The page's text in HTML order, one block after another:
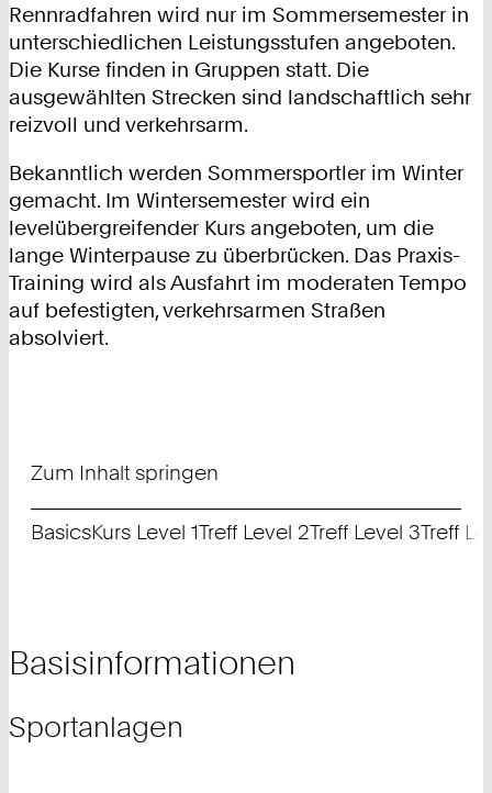
Rennradfahren wird nur im Sommersemester in
unterschiedlichen Leistungsstufen angeboten.
Die Kurse finden in Gruppen statt. Die
ausgewählten Strecken sind landschaftlich sehr
reizvoll und verkehrsarm.
Bekanntlich werden Sommersportler im Winter
gemacht. Im Wintersemester wird ein
levelübergreifender Kurs angeboten, um die
lange Winterpause zu überbrücken. Das Praxis-
Training wird als Ausfahrt im moderaten Tempo
auf befestigten, verkehrsarmen Straßen
absolviert.
Zum Inhalt springen
BasicsKurs Level 1Treff Level 2Treff Level 3Treff
Basisinformationen
Sportanlagen